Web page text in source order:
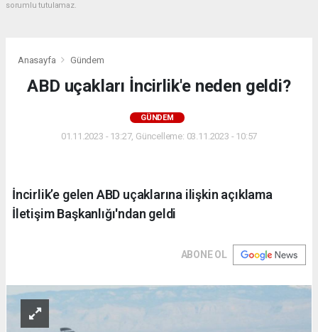
sorumlu tutulamaz.
Anasayfa Gündem
ABD uçakları İncirlik'e neden geldi?
GÜNDEM
01.11.2023 - 13:27, Güncelleme: 03.11.2023 - 10:57
İncirlik’e gelen ABD uçaklarına ilişkin açıklama
İletişim Başkanlığı'ndan geldi
ABONE OL